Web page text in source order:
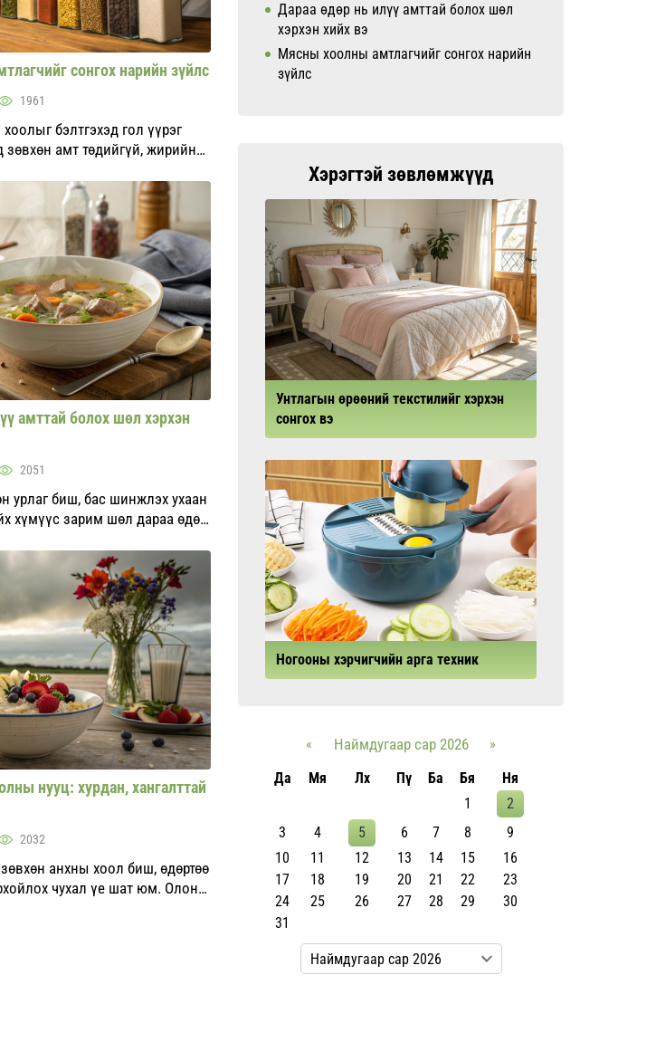
сонгох нарийн зүйлс
1961
бэлтгэхэд гол үүрэг
зөвхөн амт төдийгүй, жирийн
нэмдэг. Гэвч амтлагч сонгох нь
амттай болох шөл хэрхэн
2051
урлаг биш, бас шинжлэх ухаан
хүмүүс зарим шөл дараа өдөр
өдрийн хоолыг хоолны
нууц: хурдан, хангалттай
2032
анхны хоол биш, өдөртөө
чухал үе шат юм. Олон
Дараа өдөр нь илүү амттай болох шөл
хэрхэн хийх вэ
Мясны хоолны амтлагчийг сонгох нарийн
зүйлс
Хэрэгтэй зөвлөмжүүд
Унтлагын өрөөний текстилийг хэрхэн
сонгох вэ
Ногооны хэрчигчийн арга техник
« Наймдугаар сар 2026
»
Да
Мя Лх Пү Ба Бя
Ня
1
2
3
4 5 6 7 8
9
10
11 12 13 14 15
16
17
18 19 20 21 22
23
24
25 26 27 28 29
30
31